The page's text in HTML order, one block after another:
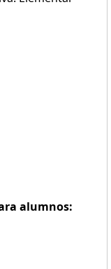
alumnos: